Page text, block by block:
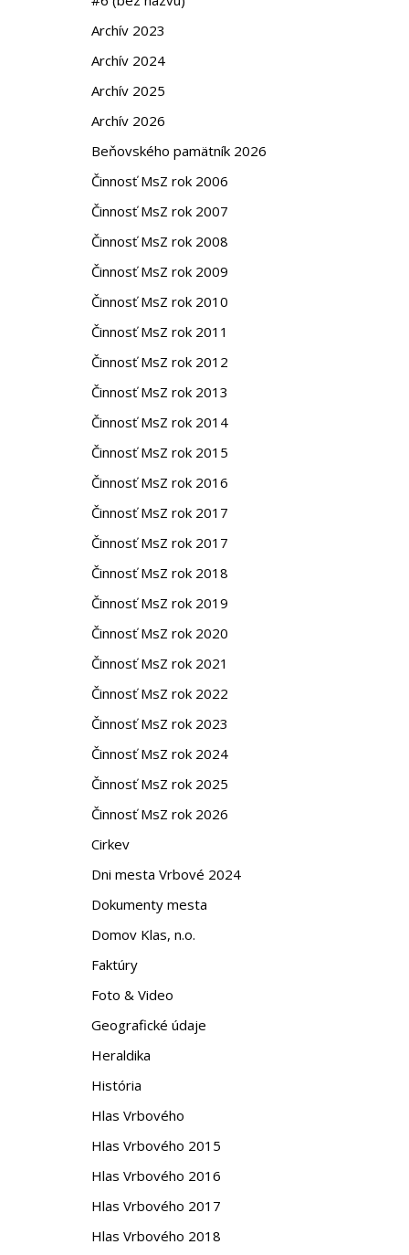
Archív 2023
Archív 2024
Archív 2025
Archív 2026
Beňovského pamätník 2026
Činnosť MsZ rok 2006
Činnosť MsZ rok 2007
Činnosť MsZ rok 2008
Činnosť MsZ rok 2009
Činnosť MsZ rok 2010
Činnosť MsZ rok 2011
Činnosť MsZ rok 2012
Činnosť MsZ rok 2013
Činnosť MsZ rok 2014
Činnosť MsZ rok 2015
Činnosť MsZ rok 2016
Činnosť MsZ rok 2017
Činnosť MsZ rok 2017
Činnosť MsZ rok 2018
Činnosť MsZ rok 2019
Činnosť MsZ rok 2020
Činnosť MsZ rok 2021
Činnosť MsZ rok 2022
Činnosť MsZ rok 2023
Činnosť MsZ rok 2024
Činnosť MsZ rok 2025
Činnosť MsZ rok 2026
Cirkev
Dni mesta Vrbové 2024
Dokumenty mesta
Domov Klas, n.o.
Faktúry
Foto & Video
Geografické údaje
Heraldika
História
Hlas Vrbového
Hlas Vrbového 2015
Hlas Vrbového 2016
Hlas Vrbového 2017
Hlas Vrbového 2018